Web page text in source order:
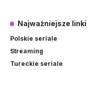
Najważniejsze linki
Polskie seriale
Streaming
Tureckie seriale